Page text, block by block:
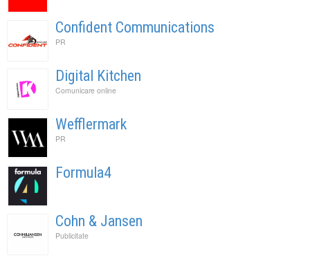
Confident Communications
PR
Digital Kitchen
Comunicare online
Wefflermark
PR
Formula4
Cohn & Jansen
Publicitate